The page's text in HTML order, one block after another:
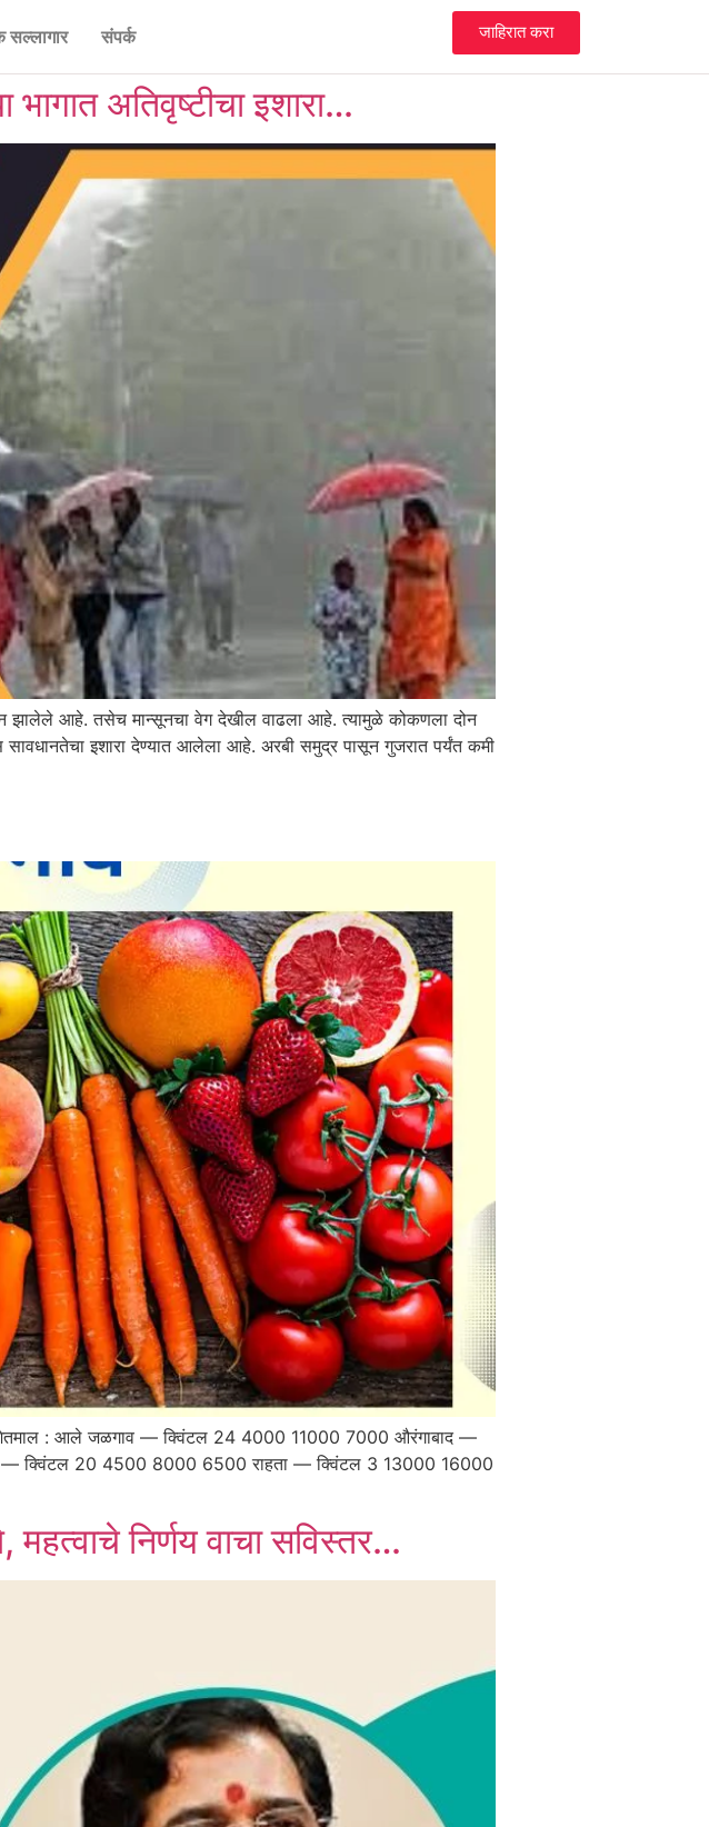
सल्लागार संपर्क जाहिरात करा
अतिवृष्टीचा इशारा…
झालेले आहे. तसेच मान्सूनचा वेग देखील वाढला आहे. त्यामुळे कोकणला दोन
इशारा देण्यात आलेला आहे. अरबी समुद्र पासून गुजरात पर्यंत कमी
शेतमाल : आले जळगाव — क्विंटल 24 4000 11000 7000 औरंगाबाद —
क्विंटल 20 4500 8000 6500 राहता — क्विंटल 3 13000 16000
निर्णय वाचा सविस्तर…